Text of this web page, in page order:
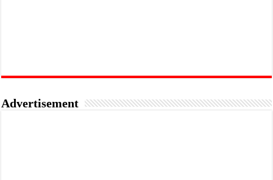
Advertisement